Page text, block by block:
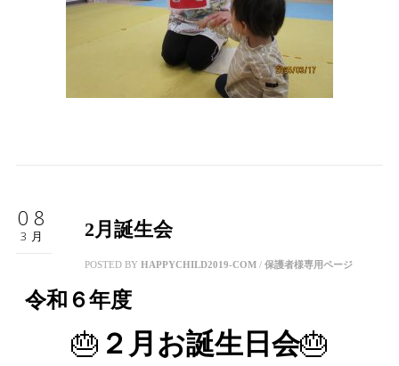
08
3月 2月誕生会
POSTED BY HAPPYCHILD2019-COM/ 保護者様専用ページ
令和６年度
🎂 ２月お誕生日会🎂